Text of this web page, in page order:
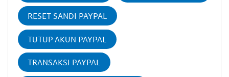
RESET SANDI PAYPAL
TUTUP AKUN PAYPAL
TRANSAKSI PAYPAL